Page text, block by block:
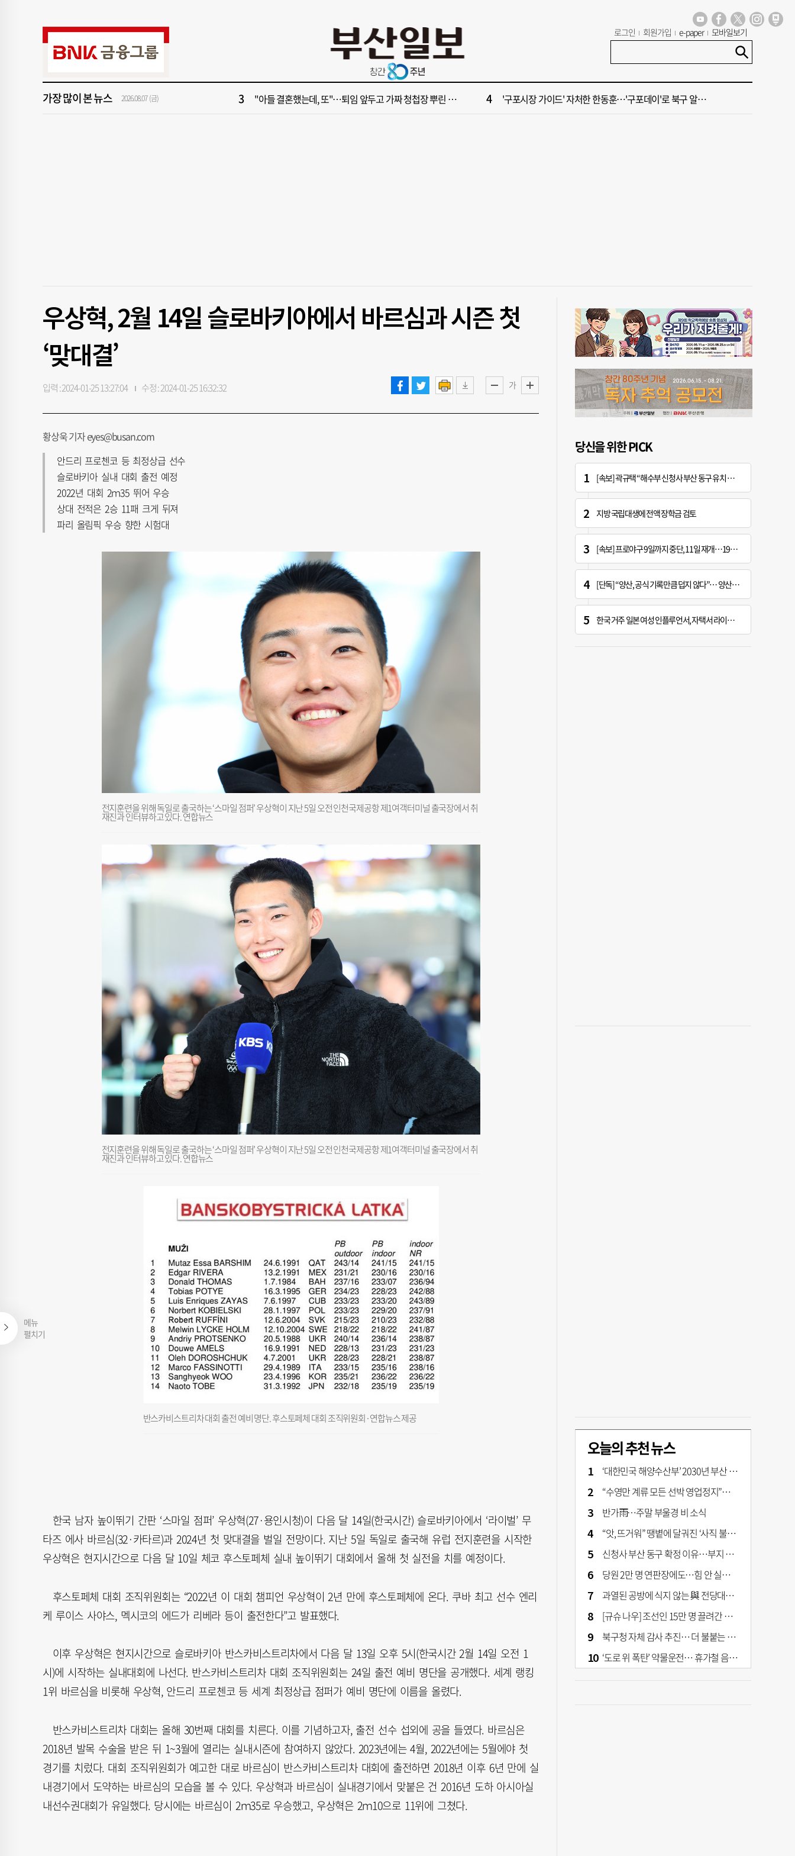
로그인 회원가입 e-paper 모바일보기
메뉴
펼치기
가장 많이 본 뉴스 2026.08.07 (금)
[속보] 제13호 태풍 돌핀 경로, 내주 중국 상륙…'불가마 더위' 언제까지 해수부 신청사, 북항 재개발 부지 복합항만지구 확정
"아들 결혼했는데, 또"…퇴임 앞두고 가짜 청첩장 뿌린 초등 교장 송치 '구포시장 가이드' 자처한 한동훈…'구포데이'로 북구 알리기 총력
5 [부산일보 오늘의 운세] 8월 5일(음 6월 23일) 6 창업 반세기 만에 노조 생긴 두 기업, 닮은 꼴 노사 갈등
우상혁, 2월 14일 슬로바키아에서 바르심과 시즌 첫
‘맞대결’
가
입력 : 2024-01-25 13:27:04 수정 : 2024-01-25 16:32:32
황상욱 기자 eyes@busan.com
안드리 프로첸코 등 최정상급 선수
슬로바키아 실내 대회 출전 예정
2022년 대회 2ｍ35 뛰어 우승
상대 전적은 2승 11패 크게 뒤져
파리 올림픽 우승 향한 시험대
전지훈련을 위해 독일로 출국하는 ‘스마일 점퍼’ 우상혁이 지난 5일 오전 인천국제공항 제1여객터미널 출국장에서 취
재진과 인터뷰하고 있다. 연합뉴스
전지훈련을 위해 독일로 출국하는 ‘스마일 점퍼’ 우상혁이 지난 5일 오전 인천국제공항 제1여객터미널 출국장에서 취
재진과 인터뷰하고 있다. 연합뉴스
반스카비스트리차 대회 출전 예비 명단. 후스토페체 대회 조직위원회·연합뉴스 제공
한국 남자 높이뛰기 간판 ‘스마일 점퍼’ 우상혁(27·용인시청)이 다음 달 14일(한국시간) 슬로바키아에서 ‘라이벌’ 무
타즈 에사 바르심(32·카타르)과 2024년 첫 맞대결을 벌일 전망이다. 지난 5일 독일로 출국해 유럽 전지훈련을 시작한
우상혁은 현지시간으로 다음 달 10일 체코 후스토페체 실내 높이뛰기 대회에서 올해 첫 실전을 치를 예정이다.
후스토페체 대회 조직위원회는 “2022년 이 대회 챔피언 우상혁이 2년 만에 후스토페체에 온다. 쿠바 최고 선수 엔리
케 루이스 사야스, 멕시코의 에드가 리베라 등이 출전한다”고 발표했다.
이후 우상혁은 현지시간으로 슬로바키아 반스카비스트리차에서 다음 달 13일 오후 5시(한국시간 2월 14일 오전 1
시)에 시작하는 실내대회에 나선다. 반스카비스트리차 대회 조직위원회는 24일 출전 예비 명단을 공개했다. 세계 랭킹
1위 바르심을 비롯해 우상혁, 안드리 프로첸코 등 세계 최정상급 점퍼가 예비 명단에 이름을 올렸다.
반스카비스트리차 대회는 올해 30번째 대회를 치른다. 이를 기념하고자, 출전 선수 섭외에 공을 들였다. 바르심은
2018년 발목 수술을 받은 뒤 1~3월에 열리는 실내시즌에 참여하지 않았다. 2023년에는 4월, 2022년에는 5월에야 첫
경기를 치렀다. 대회 조직위원회가 예고한 대로 바르심이 반스카비스트리차 대회에 출전하면 2018년 이후 6년 만에 실
내경기에서 도약하는 바르심의 모습을 볼 수 있다. 우상혁과 바르심이 실내경기에서 맞붙은 건 2016년 도하 아시아실
내선수권대회가 유일했다. 당시에는 바르심이 2ｍ35로 우승했고, 우상혁은 2ｍ10으로 11위에 그쳤다.
당신을 위한 PICK
[속보] 곽규택 “해수부 신청사 부산 동구 유치 환영…해양 중심지 완성할 것”
지방 국립대생에 전액 장학금 검토
[속보] 프로야구 9일까지 중단, 11일 재개…19시 경기 시작
[단독] “양산, 공식 기록만큼 덥지 않다”… 양산시, 기상청에 관측장비 이동 요청
한국 거주 일본 여성 인플루언서, 자택서 라이브 방송 중 사망
오늘의 추천 뉴스
‘대한민국 해양수산부’ 2030년 부산 북항시대 연다
“수영만 계류 모든 선박 영업정지”… 재개발 속도전
반가雨…주말 부울경 비 소식
“앗, 뜨거워” 땡볕에 달궈진 ‘사직 불가마’ 관중석 무려 70도
신청사 부산 동구 확정 이유…부지 용이성·접근성·집적 가능성이 운명 갈랐다 [해수부 북항 시대]
당원 2만 명 연판장에도…힘 안 실리는 ‘장동혁 사퇴’ 공세
과열된 공방에 식지 않는 與 전당대회… 호남·수도권 집중하는 후보들
[규슈 나우] 조선인 15만 명 끌려간 치쿠호 탄광… 대를 이은 진실 캐기
북구청 자체 감사 추진… 더 불붙는 북구 신청사 갈등
‘도로 위 폭탄’ 약물운전… 휴가철 음주와 병행 단속 [교통안전, 시민이 만든다]